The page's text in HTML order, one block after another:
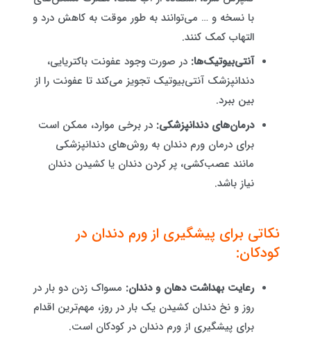
با نسخه و … می‌توانند به طور موقت به کاهش درد و
التهاب کمک کنند.
آنتی‌بیوتیک‌ها: در صورت وجود عفونت باکتریایی،
دندانپزشک آنتی‌بیوتیک تجویز می‌کند تا عفونت را از
بین ببرد.
درمان‌های دندانپزشکی: در برخی موارد، ممکن است
برای درمان ورم دندان به روش‌های دندانپزشکی
مانند عصب‌کشی، پر کردن دندان یا کشیدن دندان
نیاز باشد.
نکاتی برای پیشگیری از ورم دندان در
کودکان:
رعایت بهداشت دهان و دندان: مسواک زدن دو بار در
روز و نخ دندان کشیدن یک بار در روز، مهم‌ترین اقدام
برای پیشگیری از ورم دندان در کودکان است.